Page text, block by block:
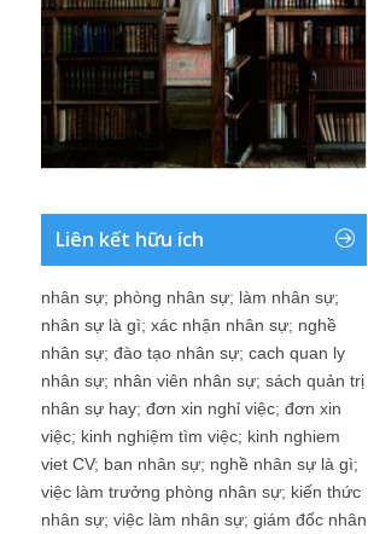
Liên kết hữu ích
nhân sự; phòng nhân sự; làm nhân sự;
nhân sự là gì; xác nhận nhân sự; nghề
nhân sự; đào tạo nhân sự; cach quan ly
nhân sự; nhân viên nhân sự; sách quản trị
nhân sự hay; đơn xin nghỉ việc; đơn xin
việc; kinh nghiệm tìm việc; kinh nghiem
viet CV; ban nhân sự; nghề nhân sự là gì;
việc làm trưởng phòng nhân sự; kiến thức
nhân sự; việc làm nhân sự; giám đốc nhân